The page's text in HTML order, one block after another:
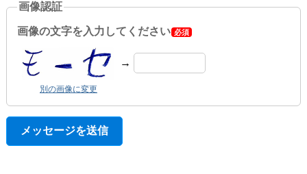
画像認証
画像の文字を入力してください 必須
別の画像に変更
→